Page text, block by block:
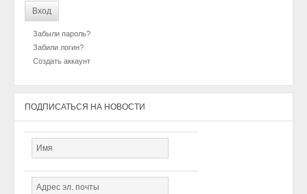
Забыли пароль?
Забили логин?
Создать аккаунт
ПОДПИСАТЬСЯ НА НОВОСТИ